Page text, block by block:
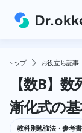
トップ お役立ち記事
【数B】
漸化式の
教科別勉強法・参考書